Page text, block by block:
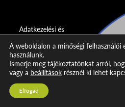
Adatkezelési és
nyilatkozat
Impresszum
Kapcsolat
A weboldalon a minőségi felhasználói
használunk.
Ismerje meg tájékoztatónkat arról,
vagy a beállítások résznél ki lehet
Elfogad